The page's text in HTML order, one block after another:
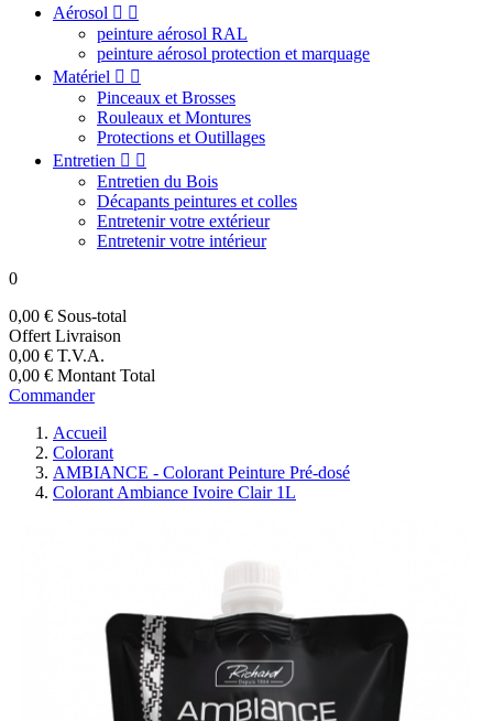
Aérosol  
peinture aérosol RAL
peinture aérosol protection et marquage
Matériel  
Pinceaux et Brosses
Rouleaux et Montures
Protections et Outillages
Entretien  
Entretien du Bois
Décapants peintures et colles
Entretenir votre extérieur
Entretenir votre intérieur
0
0,00 € Sous-total
Offert Livraison
0,00 € T.V.A.
0,00 € Montant Total
Commander
Accueil
Colorant
AMBIANCE - Colorant Peinture Pré-dosé
Colorant Ambiance Ivoire Clair 1L